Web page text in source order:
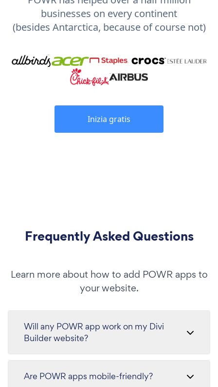
businesses on every continent
(besides Antarctica, because of course not)
Inizia gratis
Frequently Asked Questions
Learn more about how to add POWR apps to
your website.
Will any POWR app work on my Divi
Builder website?
Are POWR apps mobile-friendly?